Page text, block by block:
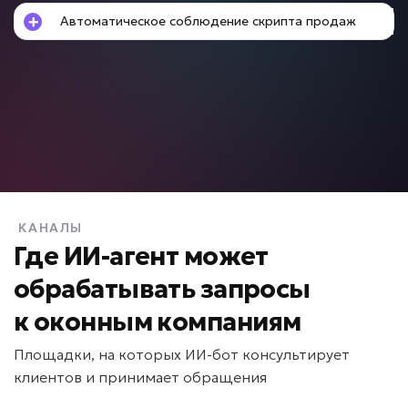
ИИ для расчета КП
Задача: Формирование коммерческих
предложений
• Ускорение подготовки КП в 20 раз
• Отправка за минуты
Подробней
Срок реализации
Автоматическое соблюдение скрипта продаж
КАНАЛЫ
Где ИИ-агент может
обрабатывать запросы
коконным компаниям
Площадки, на которых ИИ-бот консультирует
клиентов и принимает обращения